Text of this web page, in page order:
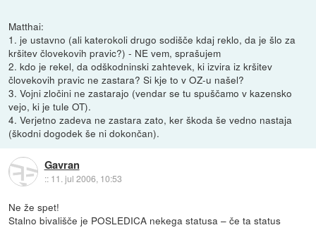
Matthai:
1. je ustavno (ali katerokoli drugo sodišče kdaj reklo, da je šlo za
kršitev človekovih pravic?) - NE vem, sprašujem
2. kdo je rekel, da odškodninski zahtevek, ki izvira iz kršitev
človekovih pravic ne zastara? Si kje to v OZ-u našel?
3. Vojni zločini ne zastarajo (vendar se tu spuščamo v kazensko
vejo, ki je tule OT).
4. Verjetno zadeva ne zastara zato, ker škoda še vedno nastaja
(škodni dogodek še ni dokončan).
Gavran
:: 11. jul 2006, 10:53
Ne že spet!
Stalno bivališče je POSLEDICA nekega statusa – če ta status